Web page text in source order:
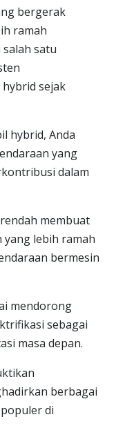
bergerak
ramah
satu
sejak
hybrid, Anda
yang
dalam
membuat
lebih ramah
bermesin
mendorong
sebagai
masa depan.
berbagai
di